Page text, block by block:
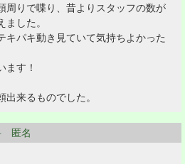
周りで喋り、昔よりスタッフの数が
した。
キパキ動き見ていて気持ちよかった
ます！
来るものでした。
匿名